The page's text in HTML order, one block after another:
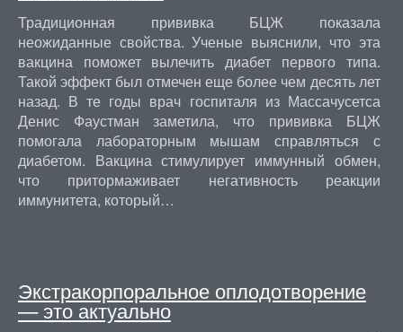
Традиционная прививка БЦЖ показала
неожиданные свойства. Ученые выяснили, что эта
вакцина поможет вылечить диабет первого типа.
Такой эффект был отмечен еще более чем десять лет
назад. В те годы врач госпиталя из Массачусетса
Денис Фаустман заметила, что прививка БЦЖ
помогала лабораторным мышам справляться с
диабетом. Вакцина стимулирует иммунный обмен,
что притормаживает негативность реакции
иммунитета, который…
Экстракорпоральное оплодотворение
— это актуально